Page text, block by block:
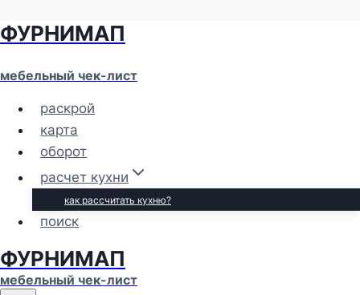
Перейти
содержимому
ФУРНИМАП
мебельный чек-лист
раскрой
карта
оборот
расчет кухни
как рассчитать кухню?
поиск
ФУРНИМАП
мебельный чек-лист